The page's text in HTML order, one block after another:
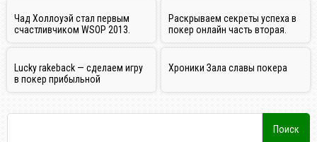
Чад Холлоуэй стал первым
счастливчиком WSOP 2013.
Раскрываем секреты успеха в
покер онлайн часть вторая.
Lucky rakeback — сделаем игру
в покер прибыльной
Хроники Зала славы покера